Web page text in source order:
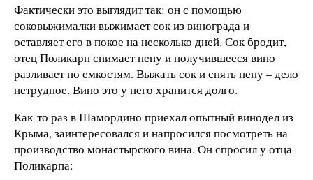
Фактически это выглядит так: он с помощью
соковыжималки выжимает сок из винограда и
оставляет его в покое на несколько дней. Сок бродит,
отец Поликарп снимает пену и получившееся вино
разливает по емкостям. Выжать сок и снять пену – дело
нетрудное. Вино это у него хранится долго.
Как-то раз в Шамордино приехал опытный винодел из
Крыма, заинтересовался и напросился посмотреть на
производство монастырского вина. Он спросил у отца
Поликарпа: